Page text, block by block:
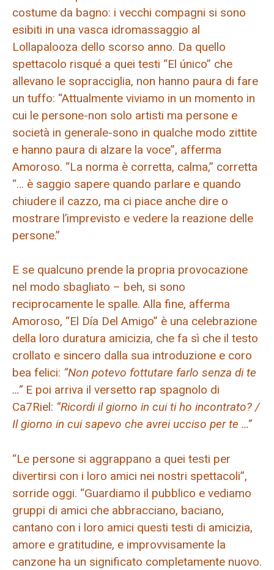
costume da bagno: i vecchi compagni si sono
esibiti in una vasca idromassaggio al
Lollapalooza dello scorso anno. Da quello
spettacolo risqué a quei testi “El único” che
allevano le sopracciglia, non hanno paura di fare
un tuffo: “Attualmente viviamo in un momento in
cui le persone-non solo artisti ma persone e
società in generale-sono in qualche modo zittite
e hanno paura di alzare la voce”, afferma
Amoroso. “La norma è corretta, calma,” corretta
“… è saggio sapere quando parlare e quando
chiudere il cazzo, ma ci piace anche dire o
mostrare l’imprevisto e vedere la reazione delle
persone.”
E se qualcuno prende la propria provocazione
nel modo sbagliato – beh, si sono
reciprocamente le spalle. Alla fine, afferma
Amoroso, “El Día Del Amigo” è una celebrazione
della loro duratura amicizia, che fa sì che il testo
crollato e sincero dalla sua introduzione e coro
bea felici: “Non potevo fottutare farlo senza di te
…”E poi arriva il versetto rap spagnolo di
Ca7Riel: “Ricordi il giorno in cui ti ho incontrato? /
Il giorno in cui sapevo che avrei ucciso per te …”
“Le persone si aggrappano a quei testi per
divertirsi con i loro amici nei nostri spettacoli”,
sorride oggi. “Guardiamo il pubblico e vediamo
gruppi di amici che abbracciano, baciano,
cantano con i loro amici questi testi di amicizia,
amore e gratitudine, e improvvisamente la
canzone ha un significato completamente nuovo.